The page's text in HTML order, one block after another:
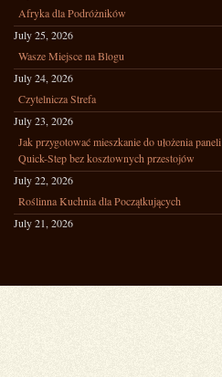
Afryka dla Podróżników
July 25, 2026
Wasze Miejsce na Blogu
July 24, 2026
Czytelnicza Strefa
July 23, 2026
Jak przygotować mieszkanie do ułożenia paneli
Quick-Step bez kosztownych przestojów
July 22, 2026
Roślinna Kuchnia dla Początkujących
July 21, 2026